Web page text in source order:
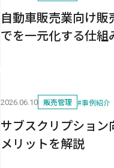
自動車販売業向け
でを一元化する仕組
2026.06.10 販売管理 #事例紹介
サブスクリプショ
メリットを解説